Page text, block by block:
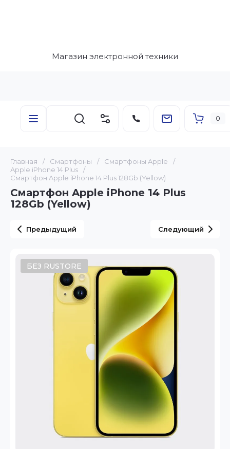
Магазин электронной техники
0
Главная / Смартфоны / Смартфоны Apple
/
Apple iPhone 14 Plus
/
Смартфон Apple iPhone 14 Plus 128Gb (Yellow)
Смартфон Apple iPhone 14 Plus
128Gb (Yellow)
Предыдущий Следующий
БЕЗ RUSTORE